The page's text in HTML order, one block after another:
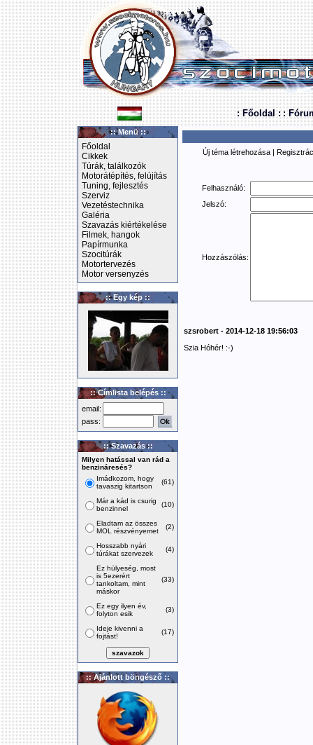
: Főoldal : :
:: Menü ::
Főoldal
Cikkek
Túrák, találkozók
Motorátépítés, felújítás
Tuning, fejlesztés
Szerviz
Vezetéstechnika
Galéria
Szavazás kiértékelése
Filmek, hangok
Papírmunka
Szocitúrák
Motortervezés
Motor versenyzés
:: Egy kép ::
:: Címlista belépés ::
email:
pass:
:: Szavazás ::
Milyen hatással van rád a
benzináresés?
Imádkozom, hogy
tavaszig kitartson
(61)
Már a kád is csurig
benzinnel
(10)
Eladtam az összes
MOL részvényemet
(2)
Hosszabb nyári
túrákat szervezek
(4)
Ez hülyeség, most
is 5ezerért
tankoltam, mint
máskor
(33)
Ez egy ilyen év,
folyton esik
(3)
Ideje kivenni a
fojtást!
(17)
:: Ajánlott böngésző ::
Új téma létrehozása |
Felhasználó:
Jelszó:
Hozzászólás:
szsrobert - 2014-12-18 19:56:03
Szia Hóhér! :-)